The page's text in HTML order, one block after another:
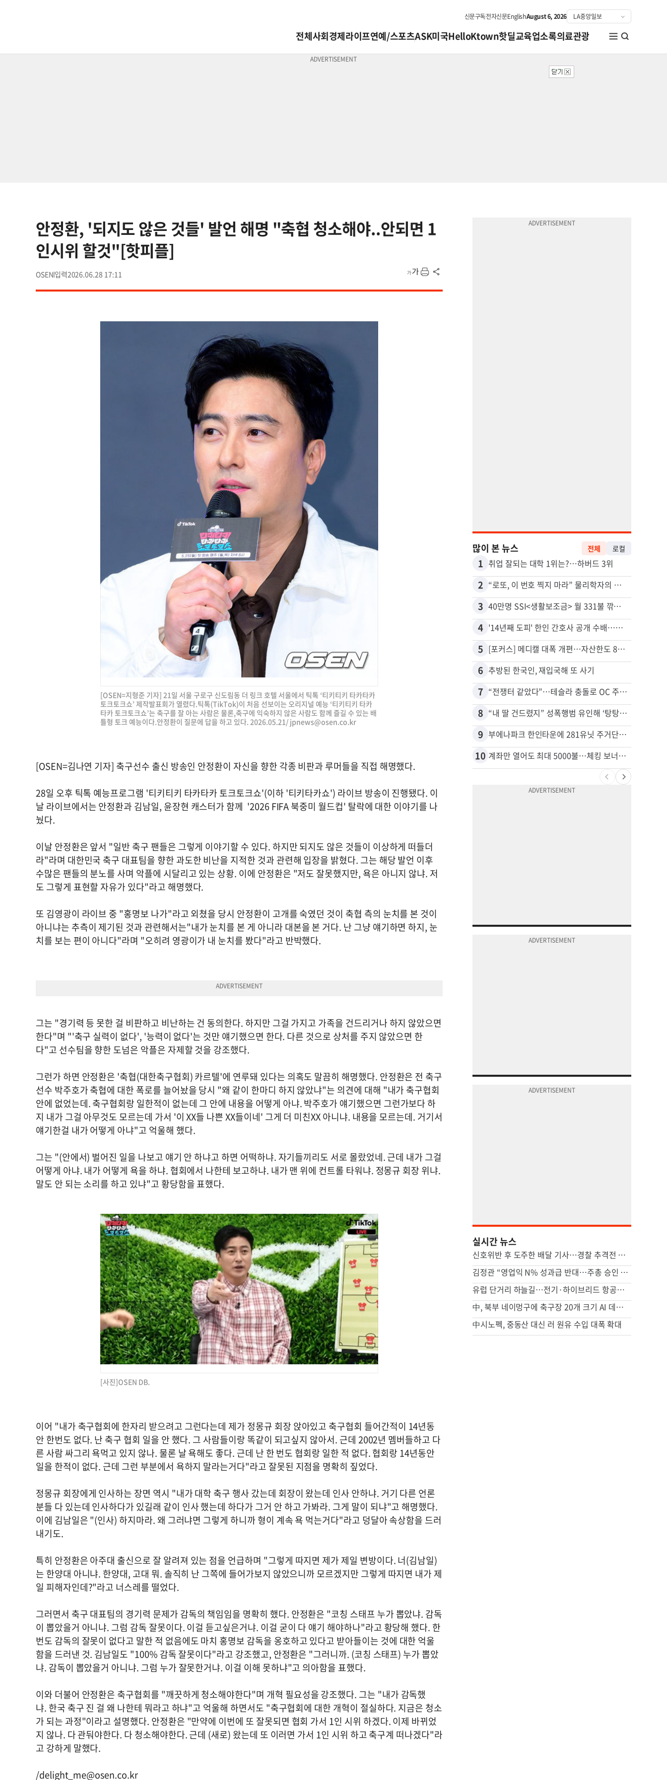
신문구독전자신문EnglishAugust 6, 2026
전체사회경제라이프연예/스포츠ASK미국HelloKtown핫딜교육업소록의료관광
안정환, '되지도 않은 것들' 발언 해명 "축협 청소해야..안되면 1
인시위 할것"[핫피플]
OSEN 2026.06.28 17:11
[OSEN=지형준 기자] 21일 서울 구로구 신도림동 더 링크 호텔 서울에서 틱톡 ‘티키티키 타카타카
토크토크쇼’ 제작발표회가 열렸다.틱톡(TikTok)이 처음 선보이는 오리지널 예능 ‘티키티키 타카
타카 토크토크쇼’는 축구를 잘 아는 사람은 물론,축구에 익숙하지 않은 사람도 함께 즐길 수 있는 배
틀형 토크 예능이다.안정환이 질문에 답을 하고 있다. 2026.05.21/ jpnews@osen.co.kr
[OSEN=김나연 기자] 축구선수 출신 방송인 안정환이 자신을 향한 각종 비판과 루머들을 직접 해명했다.
28일 오후 틱톡 예능프로그램 '티키티키 타카타카 토크토크쇼'(이하 '티키타카쇼') 라이브 방송이 진행됐다. 이
날 라이브에서는 안정환과 김남일, 윤장현 캐스터가 함께 '2026 FIFA 북중미 월드컵' 탈락에 대한 이야기를 나
눴다.
이날 안정환은 앞서 "일반 축구 팬들은 그렇게 이야기할 수 있다. 하지만 되지도 않은 것들이 이상하게 떠들더
라"라며 대한민국 축구 대표팀을 향한 과도한 비난을 지적한 것과 관련해 입장을 밝혔다. 그는 해당 발언 이후
수많은 팬들의 분노를 사며 악플에 시달리고 있는 상황. 이에 안정환은 "저도 잘못했지만, 욕은 아니지 않냐. 저
도 그렇게 표현할 자유가 있다"라고 해명했다.
또 김영광이 라이브 중 "홍명보 나가"라고 외쳤을 당시 안정환이 고개를 숙였던 것이 축협 측의 눈치를 본 것이
아니냐는 추측이 제기된 것과 관련해서는"내가 눈치를 본 게 아니라 대본을 본 거다. 난 그냥 얘기하면 하지, 눈
치를 보는 편이 아니다"라며 "오히려 영광이가 내 눈치를 봤다"라고 반박했다.
그는 "경기력 등 못한 걸 비판하고 비난하는 건 동의한다. 하지만 그걸 가지고 가족을 건드리거나 하지 않았으면
한다"며 "'축구 실력이 없다', '능력이 없다'는 것만 얘기했으면 한다. 다른 것으로 상처를 주지 않았으면 한
다"고 선수팀을 향한 도넘은 악플은 자제할 것을 강조했다.
그런가 하면 안정환은 '축협(대한축구협회) 카르텔'에 연루돼 있다는 의혹도 말끔히 해명했다. 안정환은 전 축구
선수 박주호가 축협에 대한 폭로를 늘어놨을 당시 "왜 같이 한마디 하지 않았냐"는 의견에 대해 "내가 축구협회
안에 없었는데. 축구협회랑 일한적이 없는데 그 안에 내용을 어떻게 아냐. 박주호가 얘기했으면 그런가보다 하
지 내가 그걸 아무것도 모르는데 가서 '이 XX들 나쁜 XX들이네' 그게 더 미친XX 아니냐. 내용을 모르는데. 거기서
얘기한걸 내가 어떻게 아냐"고 억울해 했다.
그는 "(안에서) 벌어진 일을 나보고 얘기 안 하냐고 하면 어떡하냐. 자기들끼리도 서로 몰랐었네. 근데 내가 그걸
어떻게 아냐. 내가 어떻게 욕을 하냐. 협회에서 나한테 보고하냐. 내가 맨 위에 컨트롤 타워냐. 정몽규 회장 위냐.
말도 안 되는 소리를 하고 있냐"고 황당함을 표했다.
[사진]OSEN DB.
이어 "내가 축구협회에 한자리 받으려고 그런다는데 제가 정몽규 회장 앉아있고 축구협회 들어간적이 14년동
안 한번도 없다. 난 축구 협회 일을 안 했다. 그 사람들이랑 똑같이 되고싶지 않아서. 근데 2002년 멤버들하고 다
른 사람 싸그리 욕먹고 있지 않나. 물론 날 욕해도 좋다. 근데 난 한 번도 협회랑 일한 적 없다. 협회랑 14년동안
일을 한적이 없다. 근데 그런 부분에서 욕하지 말라는거다"라고 잘못된 지점을 명확히 짚었다.
정몽규 회장에게 인사하는 장면 역시 "내가 대학 축구 행사 갔는데 회장이 왔는데 인사 안하냐. 거기 다른 언론
분들 다 있는데 인사하다가 있길래 같이 인사 했는데 하다가 그거 안 하고 가봐라. 그게 말이 되냐"고 해명했다.
이에 김남일은 "(인사) 하지마라. 왜 그러냐면 그렇게 하니까 형이 계속 욕 먹는거다"라고 덩달아 속상함을 드러
내기도.
특히 안정환은 아주대 출신으로 잘 알려져 있는 점을 언급하며 "그렇게 따지면 제가 제일 변방이다. 너(김남일)
는 한양대 아니냐. 한양대, 고대 뭐. 솔직히 난 그쪽에 들어가보지 않았으니까 모르겠지만 그렇게 따지면 내가 제
일 피해자인데?"라고 너스레를 떨었다.
그러면서 축구 대표팀의 경기력 문제가 감독의 책임임을 명확히 했다. 안정환은 "코칭 스태프 누가 뽑았냐. 감독
이 뽑았을거 아니냐. 그럼 감독 잘못이다. 이걸 듣고싶은거냐. 이걸 굳이 다 얘기 해야하나"라고 황당해 했다. 한
번도 감독의 잘못이 없다고 말한 적 없음에도 마치 홍명보 감독을 옹호하고 있다고 받아들이는 것에 대한 억울
함을 드러낸 것. 김남일도 "100% 감독 잘못이다"라고 강조했고, 안정환은 "그러니까. (코칭 스태프) 누가 뽑았
냐. 감독이 뽑았을거 아니냐. 그럼 누가 잘못한거냐. 이걸 이해 못하냐"고 의아함을 표했다.
이와 더불어 안정환은 축구협회를 "깨끗하게 청소해야한다"며 개혁 필요성을 강조했다. 그는 "내가 감독했
냐. 한국 축구 진 걸 왜 나한테 뭐라고 하냐"고 억울해 하면서도 "축구협회에 대한 개혁이 절실하다. 지금은 청소
가 되는 과정"이라고 설명했다. 안정환은 "만약에 이번에 또 잘못되면 협회 가서 1인 시위 하겠다. 이제 바뀌었
지 않나. 다 관둬야한다. 다 청소해야한다. 근데 (새로) 왔는데 또 이러면 가서 1인 시위 하고 축구계 떠나겠다"라
고 강하게 말했다.
/delight_me@osen.co.kr
많이 본 뉴스 전체 로컬
1 취업 잘되는 대학 1위는?…하버드 3위
2 “로또, 이 번호 찍지 마라” 물리학자의 당첨금 높이는 비밀
3 40만명 SSI<생활보조금> 월 331불 깎이나
4 '14년째 도피' 한인 간호사 공개 수배…메디케어 사기 유죄
5 [포커스] 메디캘 대폭 개편…자산한도 84% 축소
6 추방된 한국인, 재입국해 또 사기
7 “전쟁터 같았다”…테슬라 충돌로 OC 주택 4채 파손
8 “내 딸 건드렸지” 성폭행범 유인해 ‘탕탕’…아빠의 복수 결말
9 부에나파크 한인타운에 281유닛 주거단지 들어선다
10 계좌만 열어도 최대 5000불…체킹 보너스 무한 경쟁
실시간 뉴스
신호위반 후 도주한 배달 기사…경찰 추격전 끝에 잡고 보니
김정관 “영업익 N% 성과급 반대…주총 승인 거치도록 상법 개정 논의”
유럽 단거리 하늘길…전기·하이브리드 항공기 시대 오나
中, 북부 네이멍구에 축구장 20개 크기 AI 데이터센터 가동
中시노펙, 중동산 대신 러 원유 수입 대폭 확대